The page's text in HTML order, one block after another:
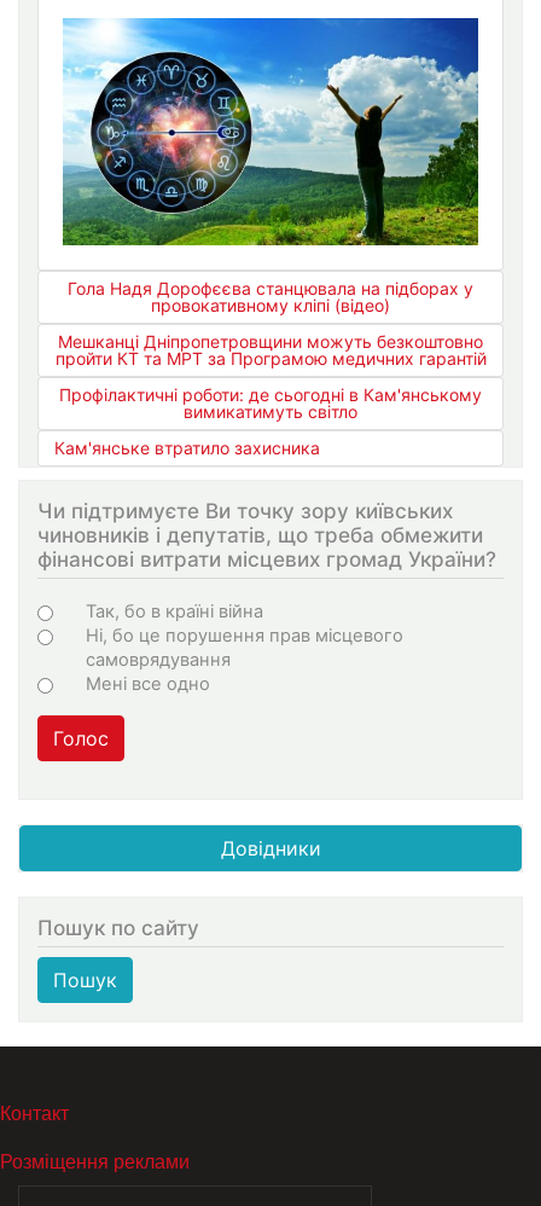
Гола Надя Дорофєєва станцювала на підборах у
провокативному кліпі (відео)
Мешканці Дніпропетровщини можуть безкоштовно
пройти КТ та МРТ за Програмою медичних гарантій
Профілактичні роботи: де сьогодні в Кам'янському
вимикатимуть світло
Кам'янське втратило захисника
Чи підтримуєте Ви точку зору київських
чиновників і депутатів, що треба обмежити
фінансові витрати місцевих громад України?
Варіанти
Так, бо в країні війна
Ні, бо це порушення прав місцевого
самоврядування
Мені все одно
Голос
Довідники
Пошук по сайту
Пошук
МЕНЮ В ПОДВАЛЕ
Контакт
Розміщення реклами